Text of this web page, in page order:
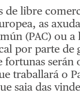
de libre
as
(PAC) ou
por parte de
fortunas serán
traballará o
saia das